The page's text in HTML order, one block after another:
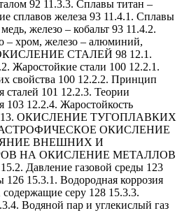
92 11.3.3. Сплавы титан –
сплавов железа 93 11.4.1. Сплавы
железо – кобальт 93 11.4.2.
– хром, железо – алюминий,
ОКИСЛЕНИЕ СТАЛЕЙ 98 12.1.
Жаростойкие стали 100 12.2.1.
свойства 100 12.2.2. Принцип
сталей 101 12.2.3. Теории
103 12.2.4. Жаростойкость
13. ОКИСЛЕНИЕ ТУГОПЛАВКИХ
ОКИСЛЕНИЕ
ВНЕШНИХ И
НА ОКИСЛЕНИЕ МЕТАЛЛОВ
Давление газовой среды 123
126 15.3.1. Водородная коррозия
серу 128 15.3.3.
Водяной пар и углекислый газ